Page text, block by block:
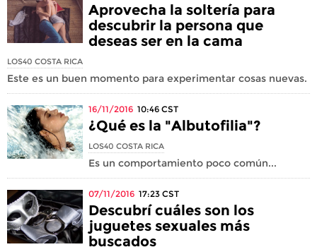
Aprovecha la soltería para
descubrir la persona que
deseas ser en la cama
LOS40 COSTA RICA
Este es un buen momento para experimentar cosas nuevas.
16/11/2016 10:46 CST
¿Qué es la "Albutofilia"?
LOS40 COSTA RICA
Es un comportamiento poco común...
07/11/2016 17:23 CST
Descubrí cuáles son los
juguetes sexuales más
buscados